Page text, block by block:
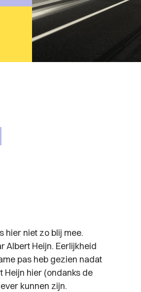
hier niet zo blij mee.
Albert Heijn. Eerlijkheid
pas heb gezien nadat
Heijn hier (ondanks de
kunnen zijn.